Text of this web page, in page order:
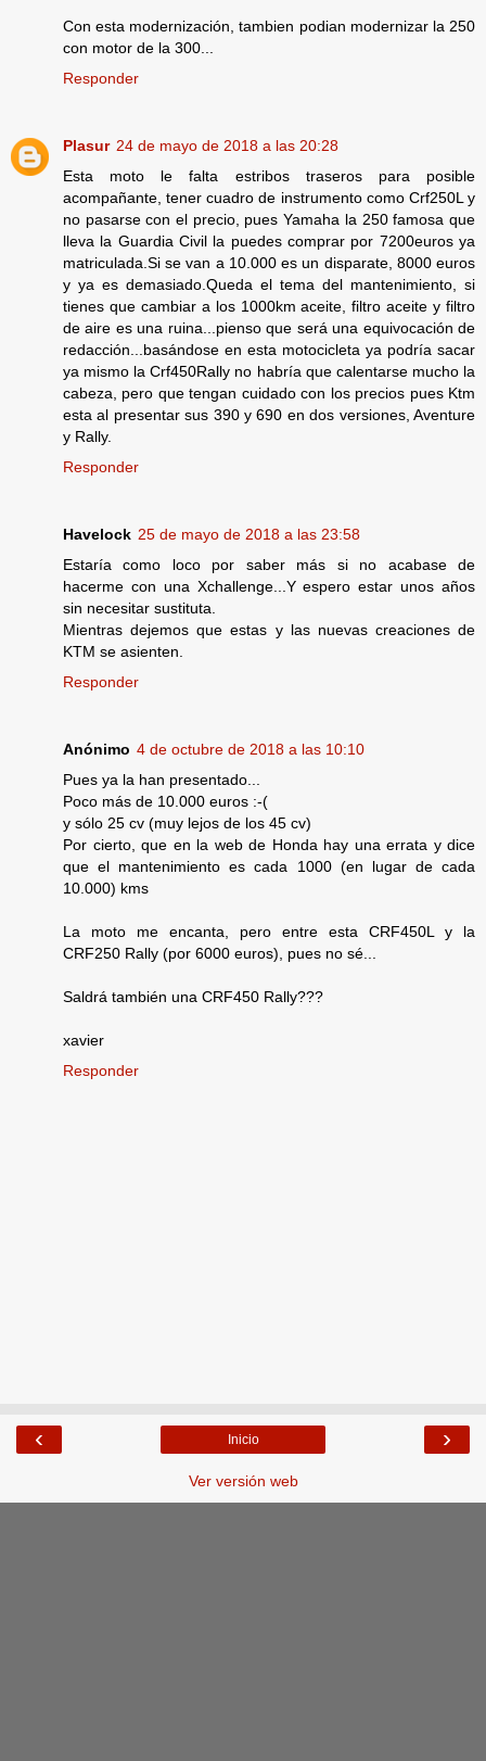
Con esta modernización, tambien podian modernizar la 250
con motor de la 300...
Responder
Plasur 24 de mayo de 2018 a las 20:28
Esta moto le falta estribos traseros para posible
acompañante, tener cuadro de instrumento como Crf250L y
no pasarse con el precio, pues Yamaha la 250 famosa que
lleva la Guardia Civil la puedes comprar por 7200euros ya
matriculada.Si se van a 10.000 es un disparate, 8000 euros
y ya es demasiado.Queda el tema del mantenimiento, si
tienes que cambiar a los 1000km aceite, filtro aceite y filtro
de aire es una ruina...pienso que será una equivocación de
redacción...basándose en esta motocicleta ya podría sacar
ya mismo la Crf450Rally no habría que calentarse mucho la
cabeza, pero que tengan cuidado con los precios pues Ktm
esta al presentar sus 390 y 690 en dos versiones, Aventure
y Rally.
Responder
Havelock 25 de mayo de 2018 a las 23:58
Estaría como loco por saber más si no acabase de
hacerme con una Xchallenge...Y espero estar unos años
sin necesitar sustituta.
Mientras dejemos que estas y las nuevas creaciones de
KTM se asienten.
Responder
Anónimo 4 de octubre de 2018 a las 10:10
Pues ya la han presentado...
Poco más de 10.000 euros :-(
y sólo 25 cv (muy lejos de los 45 cv)
Por cierto, que en la web de Honda hay una errata y dice
que el mantenimiento es cada 1000 (en lugar de cada
10.000) kms
La moto me encanta, pero entre esta CRF450L y la
CRF250 Rally (por 6000 euros), pues no sé...
Saldrá también una CRF450 Rally???
xavier
Responder
‹ ›
Inicio
Ver versión web